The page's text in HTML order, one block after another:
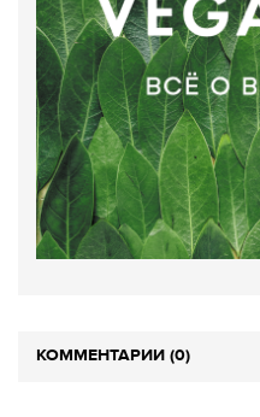
КОММЕНТАРИИ (0)